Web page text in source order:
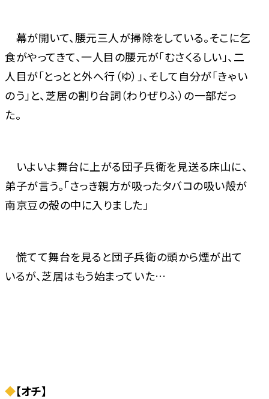
幕が開いて、腰元三人が掃除をしている。そこに乞
食がやってきて、一人目の腰元が「むさくるしい」、二
人目が「とっとと外へ行（ゆ）」、そして自分が「きゃい
のう」と、芝居の割り台詞（わりぜりふ）の一部だっ
た。
いよいよ舞台に上がる団子兵衛を見送る床山に、
弟子が言う。「さっき親方が吸ったタバコの吸い殻が
南京豆の殻の中に入りました」
慌てて舞台を見ると団子兵衛の頭から煙が出て
いるが、芝居はもう始まっていた…
◆【オチ】